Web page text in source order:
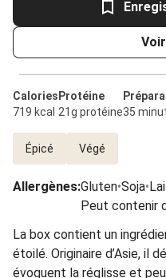
Calories
719 kcal
Protéine
21g protéine35
Épicé Végé
Allergènes:Gluten•Soja•
Peut contenir
La box contient un
étoilé. Originaire d’Asie, il
évoquent la réglisse et